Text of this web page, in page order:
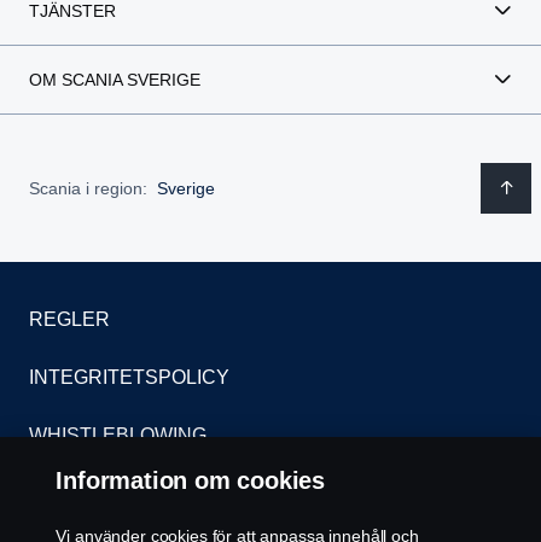
TJÄNSTER
OM SCANIA SVERIGE
Scania i region: Sverige
REGLER
INTEGRITETSPOLICY
WHISTLEBLOWING
KONTAKT
Information om cookies
Vi använder cookies för att anpassa innehåll och